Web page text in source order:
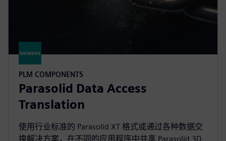
PLM COMPONENTS
Parasolid Data Access
Translation
使用行业标准的 Parasolid XT 格式或通过各种数据交
换解决方案，在不同的应用程序中共享 Parasolid 3D